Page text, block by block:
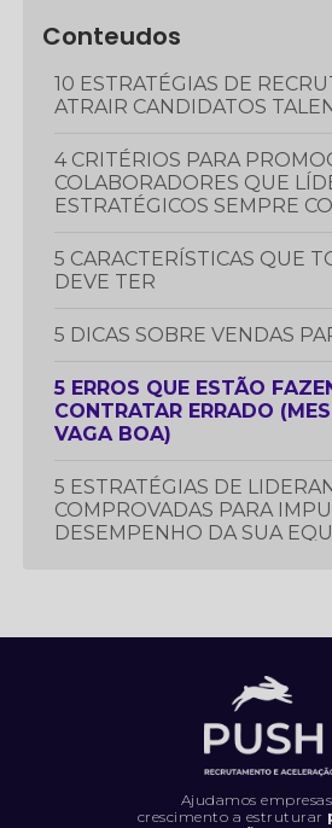
Conteudos
10 ESTRATÉGIAS DE RECRUTAMENTO PARA
ATRAIR CANDIDATOS
4 CRITÉRIOS PARA PROMOÇÃO DE
COLABORADORES QUE
ESTRATÉGICOS SEMPRE
5 CARACTERÍSTICAS QUE TODO LÍDER
DEVE TER
5 DICAS SOBRE VENDAS
5 ERROS QUE ESTÃO FAZENDO VOCÊ
CONTRATAR ERRADO
VAGA BOA)
5 ESTRATÉGIAS DE LIDERANÇA
COMPROVADAS PARA
DESEMPENHO DA SUA
O DESEMPENHO DA SUA
Ajudamos
crescimento a estruturar